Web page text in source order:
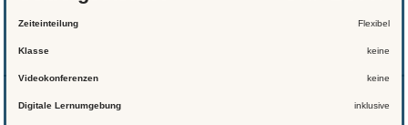
Zeiteinteilung Flexibel
Klasse keine
Videokonferenzen keine
Digitale Lernumgebung inklusive